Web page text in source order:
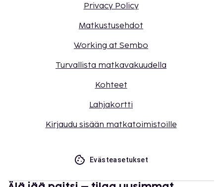
Privacy Policy
Matkustusehdot
Working at Sembo
Turvallista matkavakuudella
Kohteet
Lahjakortti
Kirjaudu sisään matkatoimistoille
Evästeasetukset